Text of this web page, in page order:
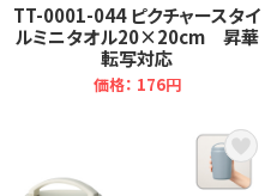
TT-0001-044 ピクチャースタイ
ルミニタオル20×20cm 昇華
転写対応
価格： 176円